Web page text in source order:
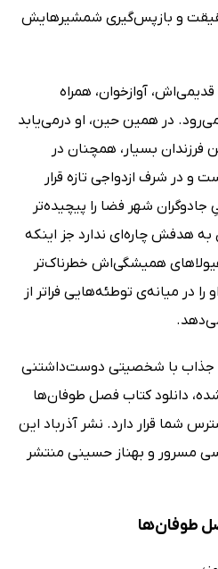
و بازپس‌گیری شمشیرهایش
آوازخوان، همراه
در همین حین، او درمی‌یابد
فرزندان بسیار، همچنان در
در شرف ازدواجی تازه قرار
شهر فضا را پیچیده‌تر
هدفش چاره‌ای ندارد جز اینکه
همیشگی‌اش خطرناک‌تر
در میانه‌ی توطئه‌هایی فراتر از
جذاب با شخصیتی دوست‌داشتنی
دانلود کتاب فصل طوفان‌ها
شما قرار دارد. نشر آذرباد این
مسرور و بهناز حسینی منتشر
طوفان‌ها